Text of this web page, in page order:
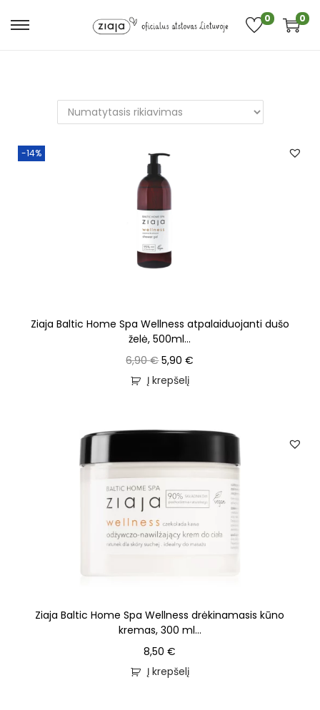
0 0
-14%
Ziaja Baltic Home Spa Wellness atpalaiduojanti dušo
želė, 500ml...
6,90€ 5,90€
Į krepšelį
Ziaja Baltic Home Spa Wellness drėkinamasis kūno
kremas, 300 ml...
8,50€
Į krepšelį